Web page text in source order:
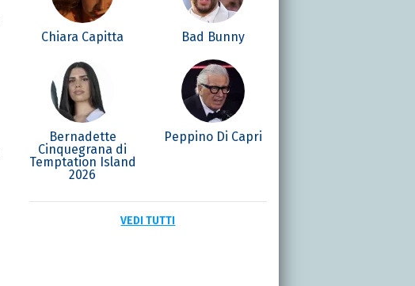
Chiara Capitta Bad Bunny
Bernadette
Cinquegrana di
Temptation Island
2026
Peppino Di Capri
VEDI TUTTI